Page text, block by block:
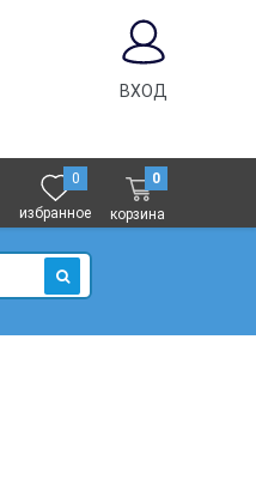
ВХОД
0
избранное
0
корзина
ИСКАТЬ